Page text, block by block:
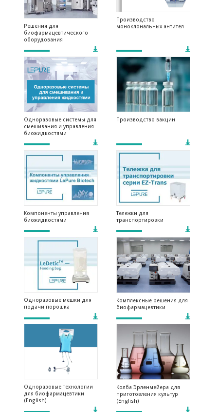
Решения для
биофармацевтического
оборудования
Производство
моноклональных антител
Одноразовые системы для
смешивания и управления
биожидкостями
Производство вакцин
Компоненты управления
биожидкостями
Тележки для
транспортировки
Одноразовые мешки для
подачи порошка
Комплексные решения для
биофармацевтики
Одноразовые технологии
для биофармацевтики
(English)
Колба Эрленмейера для
приготовления культур
(English)